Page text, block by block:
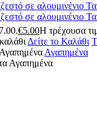
σε αλουμινένιο
σε αλουμινένιο
€5.00Η τρέχουσα
Δείτε το Καλάθι
Αγαπημένα
Αγαπημένα